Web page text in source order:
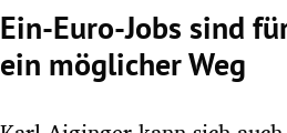
Ein-Euro-Jobs sind
ein möglicher Weg